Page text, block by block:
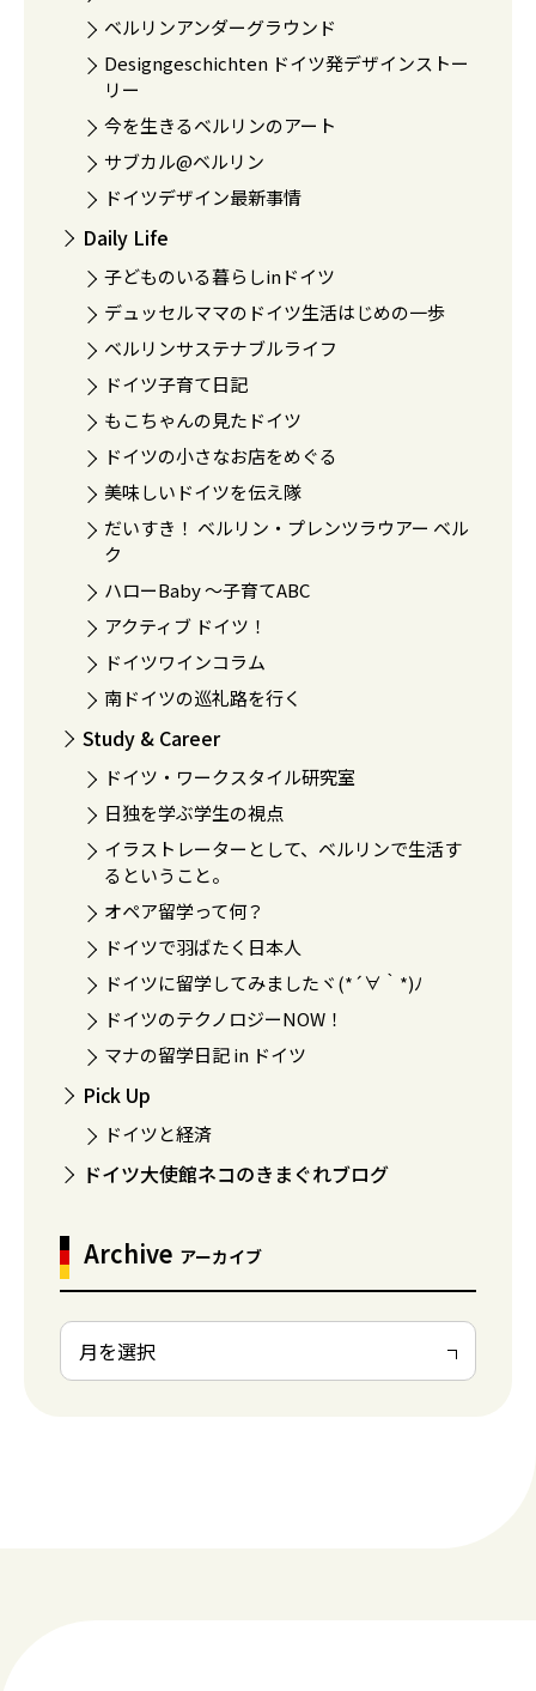
ベルリンアンダーグラウンド
Designgeschichten ドイツ発デザインストー
リー
今を生きるベルリンのアート
サブカル@ベルリン
ドイツデザイン最新事情
Daily Life
子どものいる暮らしinドイツ
デュッセルママのドイツ生活はじめの一歩
ベルリンサステナブルライフ
ドイツ子育て日記
もこちゃんの見たドイツ
ドイツの小さなお店をめぐる
美味しいドイツを伝え隊
だいすき！ ベルリン・プレンツラウアー ベル
ク
ハローBaby 〜子育てABC
アクティブ ドイツ！
ドイツワインコラム
南ドイツの巡礼路を行く
Study & Career
ドイツ・ワークスタイル研究室
日独を学ぶ学生の視点
イラストレーターとして、ベルリンで生活す
るということ。
オペア留学って何？
ドイツで羽ばたく日本人
ドイツに留学してみましたヾ(*´∀｀*)ﾉ
ドイツのテクノロジーNOW！
マナの留学日記 in ドイツ
Pick Up
ドイツと経済
ドイツ大使館ネコのきまぐれブログ
Archive アーカイブ